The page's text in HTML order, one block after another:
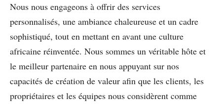
Nous nous engageons à offrir des services
personnalisés, une ambiance chaleureuse et un cadre
sophistiqué, tout en mettant en avant une culture
africaine réinventée. Nous sommes un véritable hôte et
le meilleur partenaire en nous appuyant sur nos
capacités de création de valeur afin que les clients, les
propriétaires et les équipes nous considèrent comme